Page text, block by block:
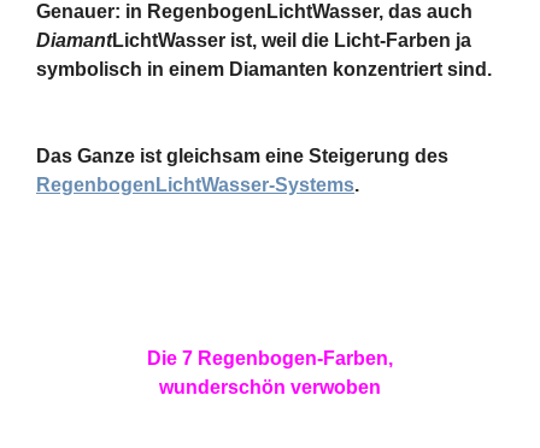
Genauer: in RegenbogenLichtWasser, das auch
DiamantLichtWasser ist, weil die Licht-Farben ja
symbolisch in einem Diamanten konzentriert sind.
Das Ganze ist gleichsam eine Steigerung des
RegenbogenLichtWasser-Systems.
Die 7 Regenbogen-Farben,
wunderschön verwoben